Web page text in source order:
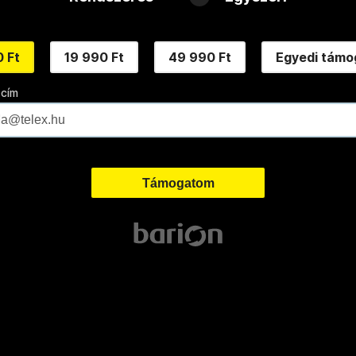
Ft 19 990 Ft 49 990 Ft Egyedi